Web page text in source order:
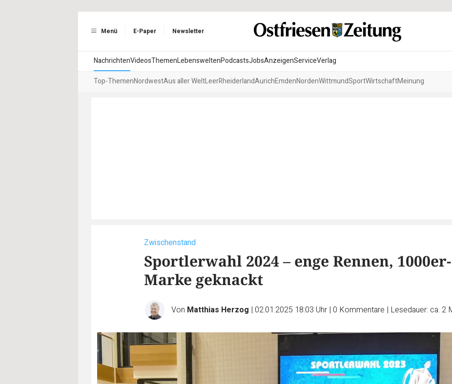
Menü E-Paper Newsletter
NachrichtenVideosThemenLebensweltenPodcastsJobsAnzeigenServiceVerlag
Top-ThemenNordwestAus aller WeltLeerRheiderlandAurichEmdenNordenWittmundSportWirtschaftMeinung
Zwischenstand
Sportlerwahl 2024 – enge Rennen, 1000er-
Marke geknackt
Von Matthias Herzog | 02.01.2025 18:03 Uhr | 0 Kommentare | Lesedauer: ca. 2